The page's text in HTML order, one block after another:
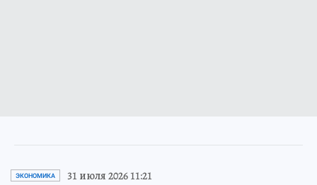
ЭКОНОМИКА 31 июля 2026 11:21